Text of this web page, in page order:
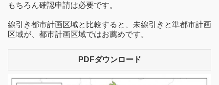
もちろん確認申請は必要です。
線引き都市計画区域と比較すると、未線引きと準都市計画
区域が、都市計画区域ではお薦めです。
PDFダウンロード